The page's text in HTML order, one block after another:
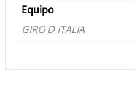
Equipo
GIRO D ITALIA